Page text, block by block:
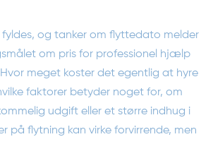
fyldes, og tanker om flyttedato melder
om pris for professionel hjælp
meget koster det egentlig at hyre
faktorer betyder noget for, om
udgift eller et større indhug i
på flytning kan virke forvirrende, men